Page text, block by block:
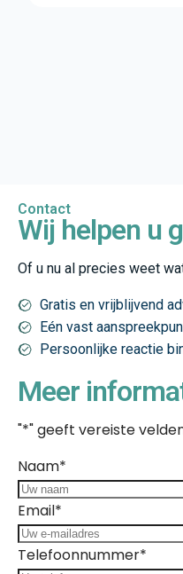
Contact
Wij helpen u
Of u nu al precies weet
Gratis en vrijblijvend
Eén vast
Persoonlijke reactie
Meer
"*" geeft vereiste
Naam*
Email*
Telefoonnummer*